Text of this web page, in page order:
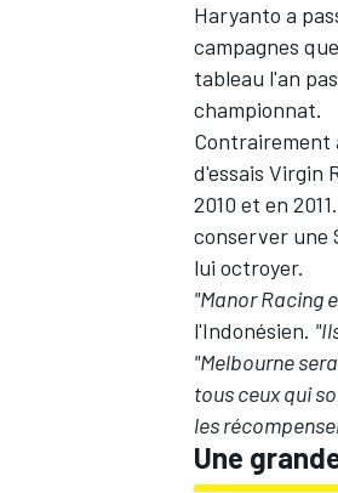
Haryanto a
campagnes
tableau l'an
championnat.
Contrairement
d'essais Virgin
2010 et en
conserver une
lui octroyer.
"Manor Racing
l'Indonésien.
"Melbourne
tous ceux qui
les
Une